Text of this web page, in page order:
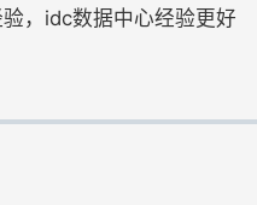
，idc数据中心经验更好